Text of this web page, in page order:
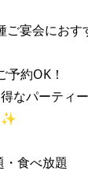
ご宴会におす
予約OK！
なパーティ
✨
食べ放題